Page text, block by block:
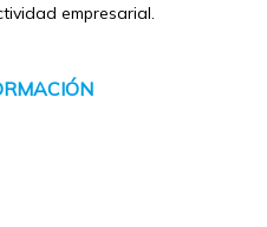
empresarial.